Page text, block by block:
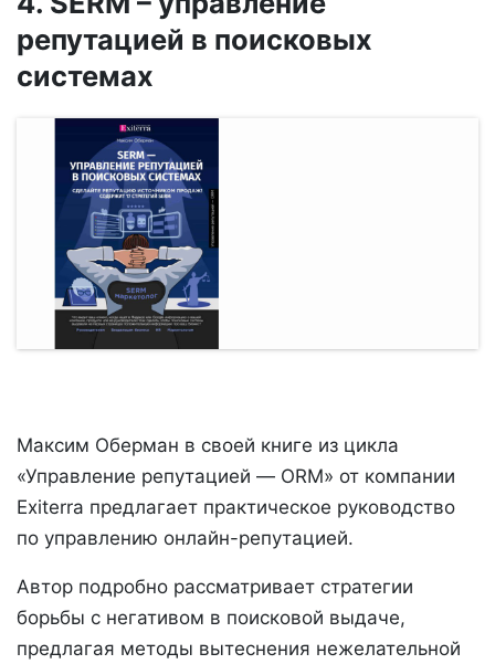
репутацией в поисковых
системах
Максим Оберман в своей книге из цикла
«Управление репутацией — ORM» от компании
Exiterra предлагает практическое руководство
по управлению онлайн-репутацией.
Автор подробно рассматривает стратегии
борьбы с негативом в поисковой выдаче,
предлагая методы вытеснения нежелательной